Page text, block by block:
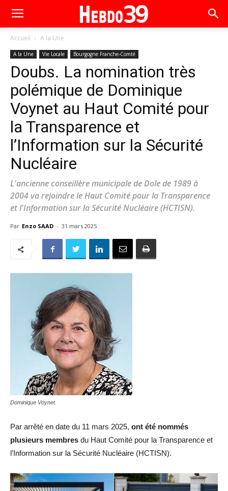
Accueil A la Une
A la Une Vie Locale Bourgogne Franche-Comté
Doubs. La nomination très
polémique de Dominique
Voynet au Haut Comité pour
la Transparence et
l’Information sur la Sécurité
Nucléaire
L'ancienne conseillère municipale de Dole de 1989 à
2004 va rejoindre le Haut Comité pour la Transparence
et l'Information sur la Sécurité Nucléaire (HCTISN).
Par Enzo SAAD - 31 mars 2025
Dominique Voynet.
Par arrêté en date du 11 mars 2025, ont été nommés
plusieurs membres du Haut Comité pour la Transparence et
l’Information sur la Sécurité Nucléaire (HCTISN).